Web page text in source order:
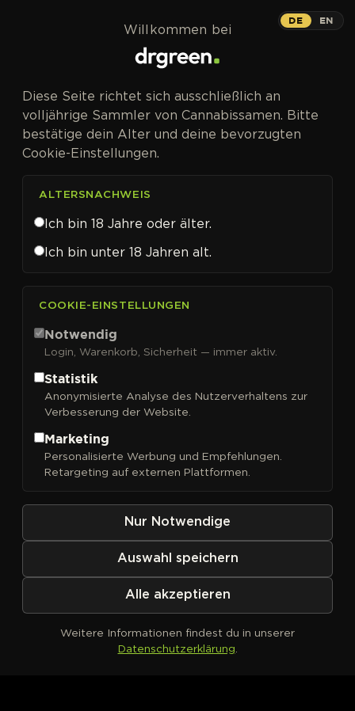
Sensi Seeds
Sortieren nach
Kein Produkt definiert
DE EN
Willkommen bei
Diese Seite richtet sich ausschließlich an
volljährige Sammler von Cannabissamen. Bitte
bestätige dein Alter und deine bevorzugten
Cookie-Einstellungen.
ALTERSNACHWEIS
Ich bin 18 Jahre oder älter.
Ich bin unter 18 Jahren alt.
COOKIE-EINSTELLUNGEN
Notwendig
Login, Warenkorb, Sicherheit — immer aktiv.
Statistik
Anonymisierte Analyse des Nutzerverhaltens zur
Verbesserung der Website.
Marketing
Personalisierte Werbung und Empfehlungen.
Retargeting auf externen Plattformen.
Nur Notwendige
Auswahl speichern
Alle akzeptieren
Weitere Informationen findest du in unserer
Datenschutzerklärung